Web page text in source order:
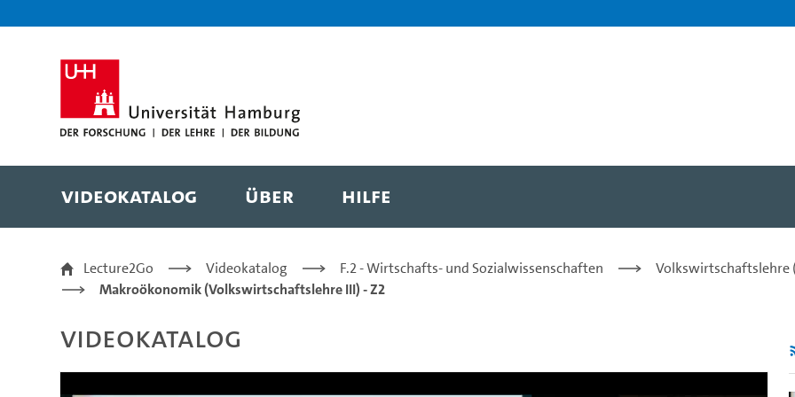
Videokatalog Über Hilfe
(13) Makroökonomik - Prof. Dr. Bernd Lucke -
Lecture2Go Videokatalog F.2 - Wirtschafts- und Sozialwissenschaften
Volkswirtschaftslehre
Makroökonomik (Volkswirtschaftslehre III) - Z2
Videokatalog